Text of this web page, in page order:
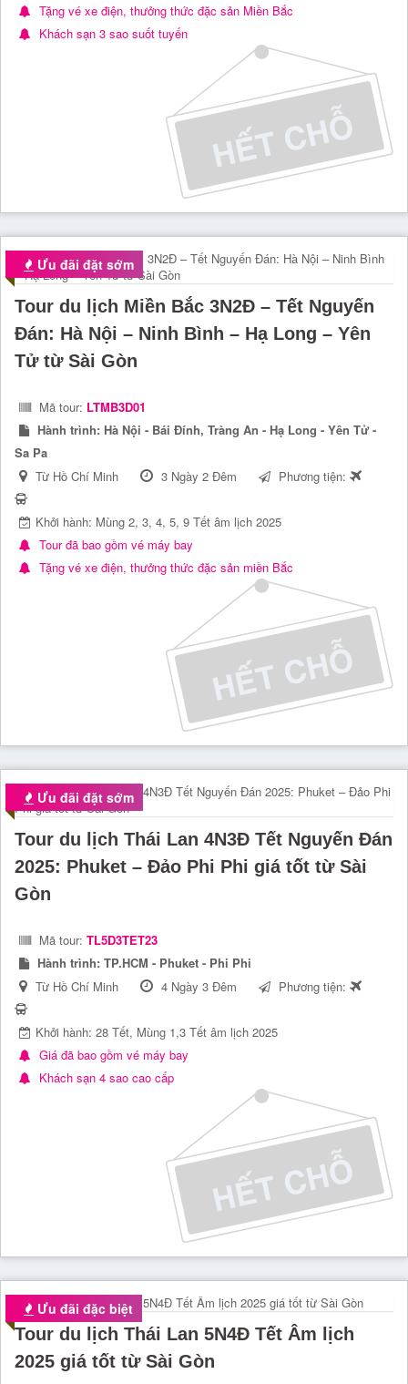
Tặng vé xe điện, thưởng thức đặc sản Miền Bắc
Khách sạn 3 sao suốt tuyến
Ưu đãi đặt sớm
Tour du lịch Miền Bắc 3N2Đ – Tết Nguyến
Đán: Hà Nội – Ninh Bình – Hạ Long – Yên
Tử từ Sài Gòn
Mã tour: LTMB3D01
Hành trình: Hà Nội - Bái Đính, Tràng An - Hạ Long - Yên Tử -
Sa Pa
Từ Hồ Chí Minh
3 Ngày 2 Đêm Phương tiện:
Khởi hành: Mùng 2, 3, 4, 5, 9 Tết âm lịch 2025
Tour đã bao gồm vé máy bay
Tặng vé xe điện, thưởng thức đặc sản miền Bắc
Ưu đãi đặt sớm
Tour du lịch Thái Lan 4N3Đ Tết Nguyến Đán
2025: Phuket – Đảo Phi Phi giá tốt từ Sài
Gòn
Mã tour: TL5D3TET23
Hành trình: TP.HCM - Phuket - Phi Phi
Từ Hồ Chí Minh
4 Ngày 3 Đêm Phương tiện:
Khởi hành: 28 Tết, Mùng 1,3 Tết âm lịch 2025
Giá đã bao gồm vé máy bay
Khách sạn 4 sao cao cấp
Ưu đãi đặc biệt
Tour du lịch Thái Lan 5N4Đ Tết Âm lịch
2025 giá tốt từ Sài Gòn